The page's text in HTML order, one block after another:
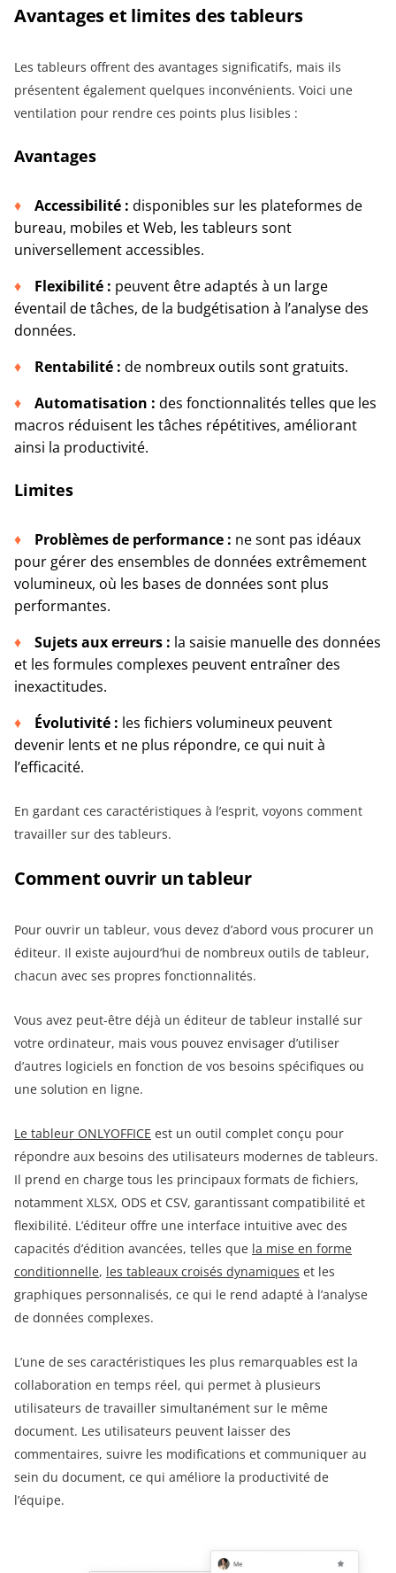
Avantages et limites des tableurs
Les tableurs offrent des avantages significatifs, mais ils
présentent également quelques inconvénients. Voici une
ventilation pour rendre ces points plus lisibles :
Avantages
Accessibilité : disponibles sur les plateformes de
bureau, mobiles et Web, les tableurs sont
universellement accessibles.
Flexibilité : peuvent être adaptés à un large
éventail de tâches, de la budgétisation à l’analyse des
données.
Rentabilité : de nombreux outils sont gratuits.
Automatisation : des fonctionnalités telles que les
macros réduisent les tâches répétitives, améliorant
ainsi la productivité.
Limites
Problèmes de performance : ne sont pas idéaux
pour gérer des ensembles de données extrêmement
volumineux, où les bases de données sont plus
performantes.
Sujets aux erreurs : la saisie manuelle des données
et les formules complexes peuvent entraîner des
inexactitudes.
Évolutivité : les fichiers volumineux peuvent
devenir lents et ne plus répondre, ce qui nuit à
l’efficacité.
En gardant ces caractéristiques à l’esprit, voyons comment
travailler sur des tableurs.
Comment ouvrir un tableur
Pour ouvrir un tableur, vous devez d’abord vous procurer un
éditeur. Il existe aujourd’hui de nombreux outils de tableur,
chacun avec ses propres fonctionnalités.
Vous avez peut-être déjà un éditeur de tableur installé sur
votre ordinateur, mais vous pouvez envisager d’utiliser
d’autres logiciels en fonction de vos besoins spécifiques ou
une solution en ligne.
Le tableur ONLYOFFICE est un outil complet conçu pour
répondre aux besoins des utilisateurs modernes de tableurs.
Il prend en charge tous les principaux formats de fichiers,
notamment XLSX, ODS et CSV, garantissant compatibilité et
flexibilité. L’éditeur offre une interface intuitive avec des
capacités d’édition avancées, telles que la mise en forme
conditionnelle, les tableaux croisés dynamiques et les
graphiques personnalisés, ce qui le rend adapté à l’analyse
de données complexes.
L’une de ses caractéristiques les plus remarquables est la
collaboration en temps réel, qui permet à plusieurs
utilisateurs de travailler simultanément sur le même
document. Les utilisateurs peuvent laisser des
commentaires, suivre les modifications et communiquer au
sein du document, ce qui améliore la productivité de
l’équipe.